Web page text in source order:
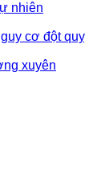
nhiên
cơ đột quỵ
xuyên